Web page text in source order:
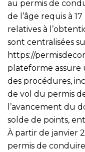
au permis de
de l’âge requis à
relatives à
sont centralisées
https://
plateforme assure
des procédures,
de vol du permis
l’avancement du
solde de points,
À partir de janvier
permis de conduire